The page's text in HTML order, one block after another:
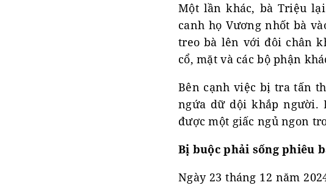
Một lần khác, bà Triệu
canh họ Vương nhốt bà
treo bà lên với đôi chân
cổ, mặt và các bộ phận
Bên cạnh việc bị tra tấn
ngứa dữ dội khắp người.
được một giấc ngủ ngon
Bị buộc phải sống phiêu
Ngày 23 tháng 12 năm